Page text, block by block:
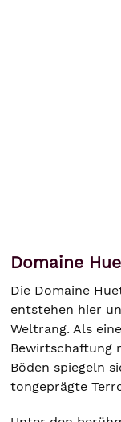
Domaine
Die Domaine
entstehen hier
Weltrang. Als
Bewirtschaftung
Böden spiegeln
tongeprägte